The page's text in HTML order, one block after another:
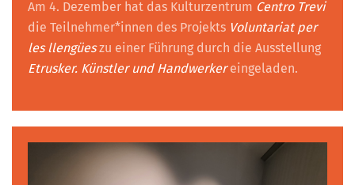
Am 4. Dezember hat das Kulturzentrum Centro Trevi
die Teilnehmer*innen des Projekts Voluntariat per
les llengüeszu einer Führung durch die Ausstellung
Etrusker. Künstler und Handwerkereingeladen.